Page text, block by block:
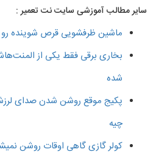
سایر مطالب آموزشی سایت نت تعمیر :
ماشین ظرفشویی قرص شوینده رو
بخاری برقی فقط یکی از المنت‌هاش
شده
پکیج موقع روشن شدن صدای
چیه
کولر گازی گاهی اوقات روشن